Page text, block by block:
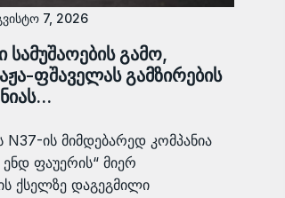
7, 2026
გამო,
ფშაველას გამზირების
N37-ის მიმდებარედ კომპანია
ფაუერის“ მიერ
ქსელზე დაგეგმილი